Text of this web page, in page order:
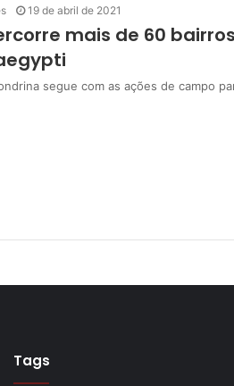
19 de abril de 2021
mais de 60
segue com as ações de campo
Tags